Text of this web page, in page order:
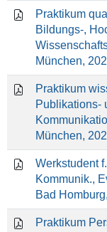
Praktikum
Bildungs-,
München,
Praktikum
Publikations-
München,
Werkstudent
Kommunik.,
Bad
Praktikum